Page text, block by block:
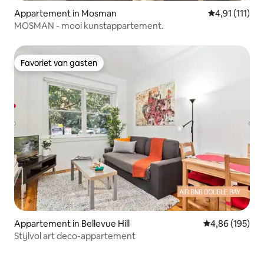
Appartement in Mosman Gemiddelde
4,91 (111)
MOSMAN - mooi kunstappartement.
Favoriet van gasten
Favoriet van gasten
Appartement in Bellevue Hill Gemiddelde
4,86 (195)
Stijlvol art deco-appartement